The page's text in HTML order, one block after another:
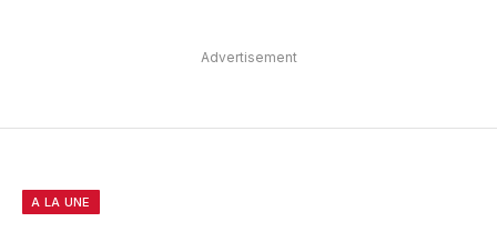
Advertisement
A LA UNE